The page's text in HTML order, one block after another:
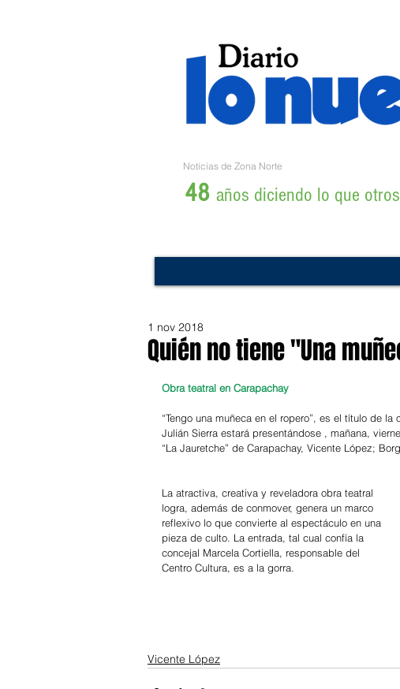
Noticias de Zona Norte
48 años diciendo lo que
Quién no tiene "Una
1 nov 2018
Obra teatral en Carapachay
“Tengo una muñeca en el ropero”, es el título de
Julián Sierra estará presentándose , mañana,
“La Jauretche” de Carapachay, Vicente López;
La atractiva, creativa y reveladora obra teatral
logra, además de conmover, genera un marco
reflexivo lo que convierte al espectáculo en una
pieza de culto. La entrada, tal cual confía la
concejal Marcela Cortiella, responsable del
Centro Cultura, es a la gorra.
Vicente López